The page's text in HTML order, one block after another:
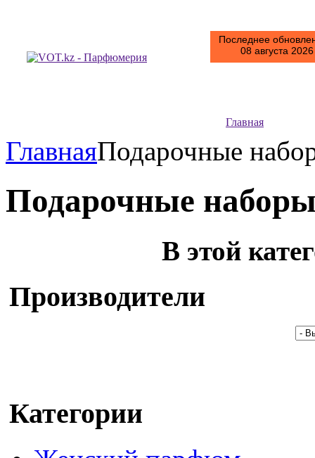
Последнее
08 августа
Главная
ГлавнаяПодарочные
Подарочные
В этой
Производители
Категории